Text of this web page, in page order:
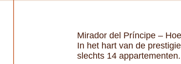
Mirador del Príncipe –
In het hart van de
slechts 14 appartementen.